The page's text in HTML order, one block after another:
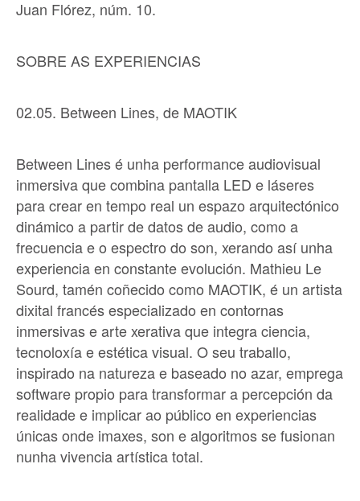
Juan Flórez, núm. 10.
SOBRE AS EXPERIENCIAS
02.05. Between Lines, de MAOTIK
Between Lines é unha performance audiovisual
inmersiva que combina pantalla LED e láseres
para crear en tempo real un espazo arquitectónico
dinámico a partir de datos de audio, como a
frecuencia e o espectro do son, xerando así unha
experiencia en constante evolución. Mathieu Le
Sourd, tamén coñecido como MAOTIK, é un artista
dixital francés especializado en contornas
inmersivas e arte xerativa que integra ciencia,
tecnoloxía e estética visual. O seu traballo,
inspirado na natureza e baseado no azar, emprega
software propio para transformar a percepción da
realidade e implicar ao público en experiencias
únicas onde imaxes, son e algoritmos se fusionan
nunha vivencia artística total.